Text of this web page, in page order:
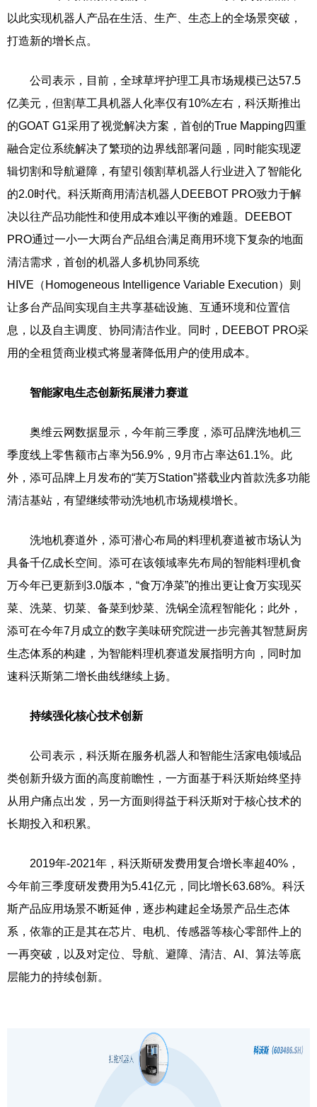
以此实现机器人产品在生活、生产、生态上的全场景突破，
打造新的增长点。
公司表示，目前，全球草坪护理工具市场规模已达57.5
亿美元，但割草工具机器人化率仅有10%左右，科沃斯推出
的GOAT G1采用了视觉解决方案，首创的True Mapping四重
融合定位系统解决了繁琐的边界线部署问题，同时能实现逻
辑切割和导航避障，有望引领割草机器人行业进入了智能化
的2.0时代。 科沃斯商用清洁机器人DEEBOT PRO致力于解
决以往产品功能性和使用成本难以平衡的难题。DEEBOT
PRO通过一小一大两台产品组合满足商用环境下复杂的地面
清洁需求，首创的机器人多机协同系统
HIVE（Homogeneous Intelligence Variable Execution）则
让多台产品间实现自主共享基础设施、互通环境和位置信
息，以及自主调度、协同清洁作业。同时，DEEBOT PRO采
用的全租赁商业模式将显著降低用户的使用成本。
智能家电生态创新拓展潜力赛道
奥维云网数据显示，今年前三季度，添可品牌洗地机三
季度线上零售额市占率为56.9%，9月市占率达61.1%。此
外，添可品牌上月发布的“芙万Station”搭载业内首款洗多功能
清洁基站，有望继续带动洗地机市场规模增长。
洗地机赛道外，添可潜心布局的料理机赛道被市场认为
具备千亿成长空间。添可在该领域率先布局的智能料理机食
万今年已更新到3.0版本，“食万净菜”的推出更让食万实现买
菜、洗菜、切菜、备菜到炒菜、洗锅全流程智能化；此外，
添可在今年7月成立的数字美味研究院进一步完善其智慧厨房
生态体系的构建，为智能料理机赛道发展指明方向，同时加
速科沃斯第二增长曲线继续上扬。
持续强化核心技术创新
公司表示，科沃斯在服务机器人和智能生活家电领域品
类创新升级方面的高度前瞻性，一方面基于科沃斯始终坚持
从用户痛点出发，另一方面则得益于科沃斯对于核心技术的
长期投入和积累。
2019年-2021年，科沃斯研发费用复合增长率超40%，
今年前三季度研发费用为5.41亿元，同比增长63.68%。科沃
斯产品应用场景不断延伸，逐步构建起全场景产品生态体
系，依靠的正是其在芯片、电机、传感器等核心零部件上的
一再突破，以及对定位、导航、避障、清洁、AI、算法等底
层能力的持续创新。